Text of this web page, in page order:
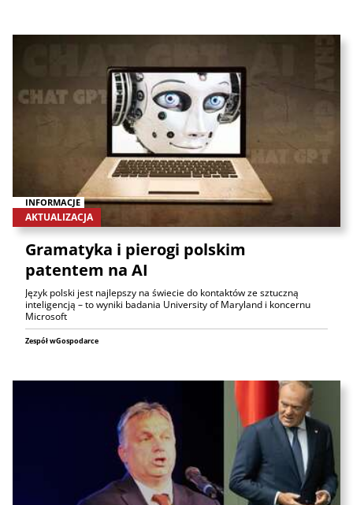
INFORMACJE
AKTUALIZACJA
Gramatyka i pierogi polskim
patentem na AI
Język polski jest najlepszy na świecie do kontaktów ze sztuczną
inteligencją – to wyniki badania University of Maryland i koncernu
Microsoft
Zespół wGospodarce